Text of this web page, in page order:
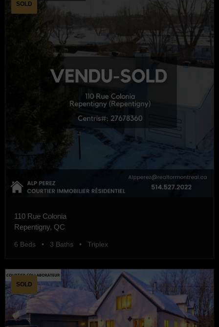
SOLD
110 Rue Colonia
Repentigny, QC
6 Beds • 3 Baths • Triplex
SOLD